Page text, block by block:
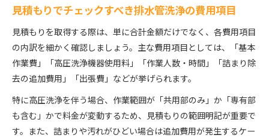
見積もりでチェックすべき排水管洗浄の費用項目
見積もりを取得する際は、単に合計金額だけでなく、各費用項目
の内訳を細かく確認しましょう。主な費用項目としては、「基本
作業費」「高圧洗浄機器使用料」「作業人数・時間」「詰まり除
去の追加費用」「出張費」などが挙げられます。
特に高圧洗浄を伴う場合、作業範囲が「共用部のみ」か「専有部
も含む」かで料金が変動するため、見積もりの範囲明記が重要で
す。また、詰まりや汚れがひどい場合は追加費用が発生するケー